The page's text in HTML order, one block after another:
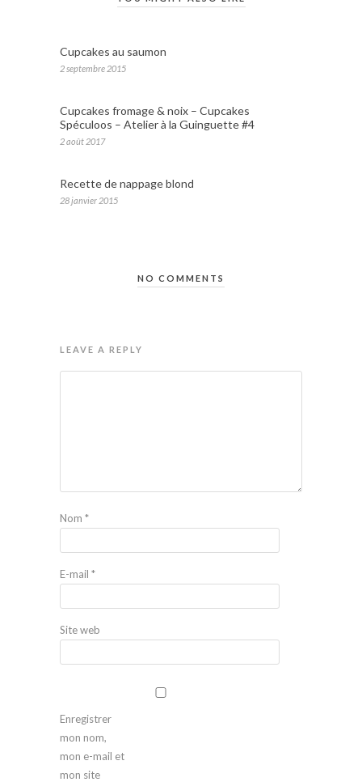
Cupcakes au saumon
2 septembre 2015
Cupcakes fromage & noix – Cupcakes
Spéculoos – Atelier à la Guinguette #4
2 août 2017
Recette de nappage blond
28 janvier 2015
NO COMMENTS
LEAVE A REPLY
Nom *
E-mail *
Site web
Enregistrer
mon nom,
mon e-mail et
mon site